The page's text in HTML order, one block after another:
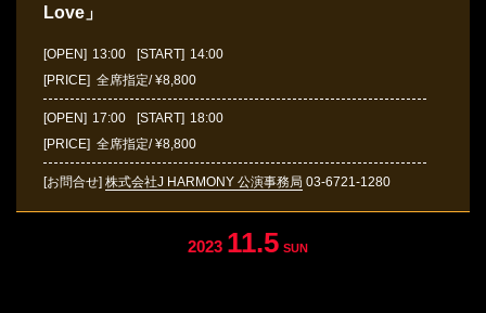
Love」
[OPEN] 13:00 [START] 14:00
[PRICE] 全席指定/ ¥8,800
[OPEN] 17:00 [START] 18:00
[PRICE] 全席指定/ ¥8,800
[お問合せ] 株式会社J HARMONY 公演事務局 03-6721-1280
2023 11.5 SUN